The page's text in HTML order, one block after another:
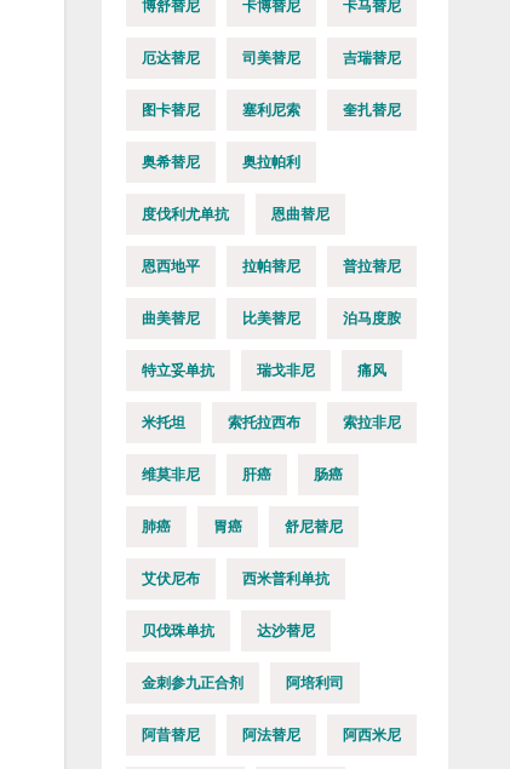
博舒替尼 卡博替尼 卡马替尼
厄达替尼 司美替尼 吉瑞替尼
图卡替尼 塞利尼索 奎扎替尼
奥希替尼 奥拉帕利
度伐利尤单抗 恩曲替尼
恩西地平 拉帕替尼 普拉替尼
曲美替尼 比美替尼 泊马度胺
特立妥单抗 瑞戈非尼 痛风
米托坦 索托拉西布 索拉非尼
维莫非尼 肝癌 肠癌
肺癌 胃癌 舒尼替尼
艾伏尼布 西米普利单抗
贝伐珠单抗 达沙替尼
金刺参九正合剂 阿培利司
阿昔替尼 阿法替尼 阿西米尼